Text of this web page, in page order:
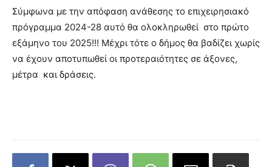
Σύμφωνα με την απόφαση ανάθεσης το επιχειρησιακό
πρόγραμμα 2024-28 αυτό θα ολοκληρωθεί στο πρώτο
εξάμηνο του 2025!!! Μέχρι τότε ο δήμος θα βαδίζει χωρίς
να έχουν αποτυπωθεί οι προτεραιότητες σε άξονες,
μέτρα και δράσεις.